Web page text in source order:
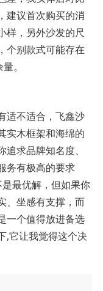
建议首次购买的消
样，另外沙发的尺
个别款式可能存在
。
适不适合，飞鑫沙
实木框架和海绵的
求品牌知名度、
务有极高的要求
是最优解，但如果你
、坐感有支撑，而
一个值得放进备选
,它让我觉得这个决